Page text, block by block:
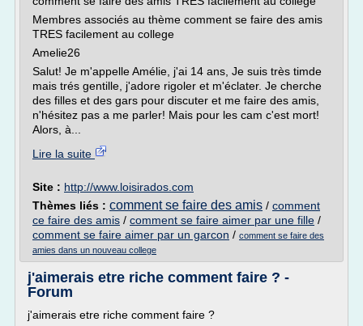
Membres associés au thème comment se faire des amis
TRES facilement au college
Amelie26
Salut! Je m'appelle Amélie, j'ai 14 ans, Je suis très timde
mais trés gentille, j'adore rigoler et m'éclater. Je cherche
des filles et des gars pour discuter et me faire des amis,
n'hésitez pas a me parler! Mais pour les cam c'est mort!
Alors, à...
Lire la suite
Site : http://www.loisirados.com
Thèmes liés : comment se faire des amis / comment
ce faire des amis / comment se faire aimer par une fille /
comment se faire aimer par un garcon / comment se faire des
amies dans un nouveau college
j'aimerais etre riche comment faire ? -
Forum
j'aimerais etre riche comment faire ?